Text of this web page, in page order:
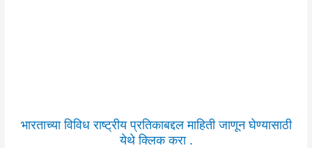
भारताच्या विविध राष्ट्रीय प्रतिकाबद्दल माहिती जाणून घेण्यासाठी
येथे क्लिक करा .